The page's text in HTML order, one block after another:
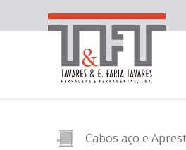
Cabos aço e